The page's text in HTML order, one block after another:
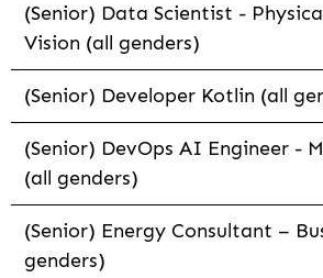
(Senior) Data Scientist -
Vision (all genders)
(Senior) Developer Kotlin (all
(Senior) DevOps AI Engineer -
(all genders)
(Senior) Energy Consultant –
genders)